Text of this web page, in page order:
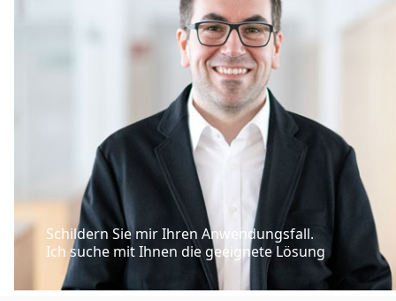
Schildern Sie mir Ihren Anwendungsfall.
Ich suche mit Ihnen die geeignete Lösung